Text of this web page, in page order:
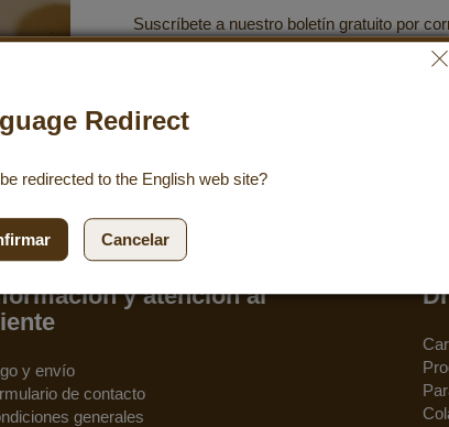
Suscríbete a nuestro boletín gratuito por
para recibir las últimas ofertas y asegurarte
Suscribirme
y atención al
y envío
de contacto
generales
Redirect
redirected to the English web site?
Cancelar